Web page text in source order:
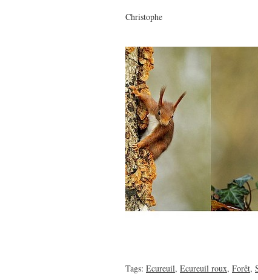
Christophe
Tags: Ecureuil, Ecureuil roux, Forêt,